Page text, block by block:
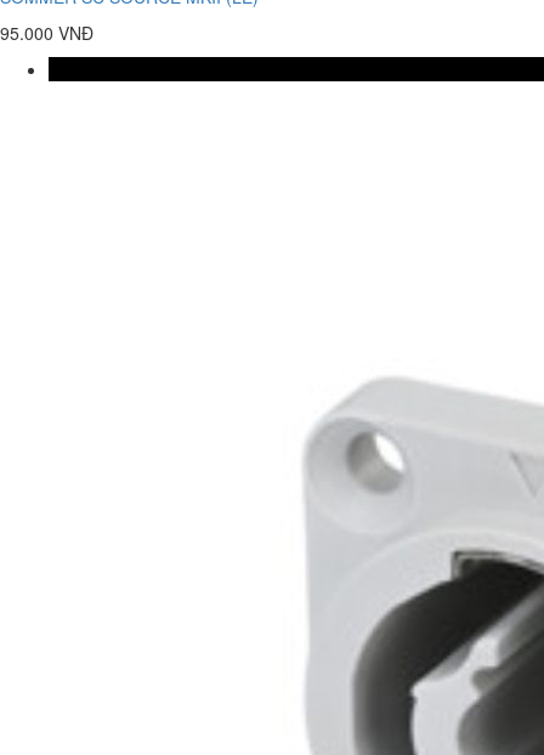
95.000 VNĐ